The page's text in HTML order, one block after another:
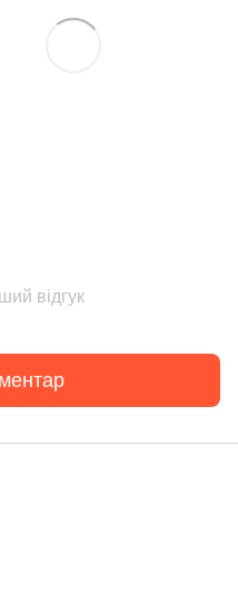
відгук